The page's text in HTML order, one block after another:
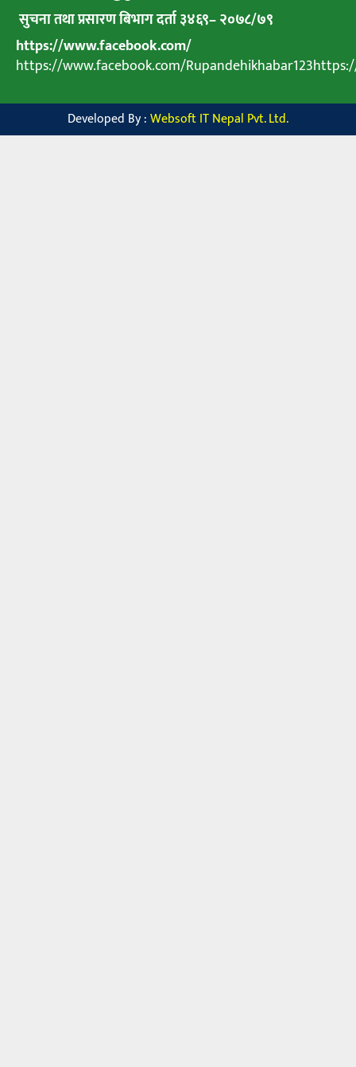
सुचना तथा प्रसारण बिभाग दर्ता ३४६९–२०७८/७९
https://www.facebook.com/
https://www.facebook.com/
Developed By :Websoft IT Nepal Pvt. Ltd.